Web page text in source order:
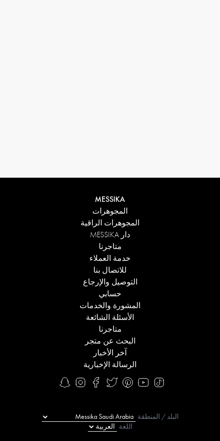
MESSIKA
المجوهرات
المجوهرات الراقية
دار MESSIKA
متاجرنا
خدمة العملاء
للاتصال بنا
التوصيل والإرجاع
حسابي
المشورة والخدمات
الأسئلة الشائعة
متاجرنا
البحث عن متجر
آخر الأخبار
الرسالة الإخبارية
البلد / المنطقة
اللغة